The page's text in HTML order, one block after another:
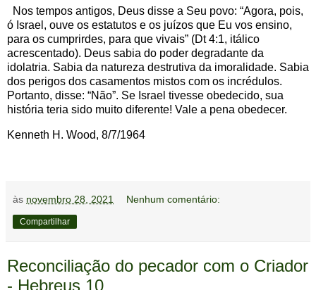
Nos tempos antigos, Deus disse a Seu povo: “Agora, pois,
ó Israel, ouve os estatutos e os juízos que Eu vos ensino,
para os cumprirdes, para que vivais” (Dt 4:1, itálico
acrescentado). Deus sabia do poder degradante da
idolatria. Sabia da natureza destrutiva da imoralidade. Sabia
dos perigos dos casamentos mistos com os incrédulos.
Portanto, disse: “Não”. Se Israel tivesse obedecido, sua
história teria sido muito diferente! Vale a pena obedecer.
Kenneth H. Wood, 8/7/1964
às novembro 28, 2021 Nenhum comentário:
Compartilhar
Reconciliação do pecador com o Criador
- Hebreus 10